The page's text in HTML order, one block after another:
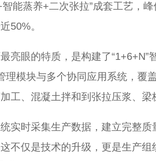
能蒸养+二次张拉”成套工艺，
50%。
眼的特质，是构建了“1+6+N”
理模块与多个协同应用系统，覆
工、混凝土拌和到张拉压浆、
时采集生产数据，建立完整质
不仅是技术的升级，更是生产